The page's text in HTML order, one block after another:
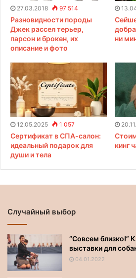
27.03.2018 97 514
Разновидности породы
Джек рассел терьер,
парсон и брокен, их
описание и фото
ни
12.05.2025 1 057
Сертификат в СПА-салон:
идеальный подарок для
души и тела
кинг
Случайный выбор
“Совсем близко!”
выставки для
04.01.2022